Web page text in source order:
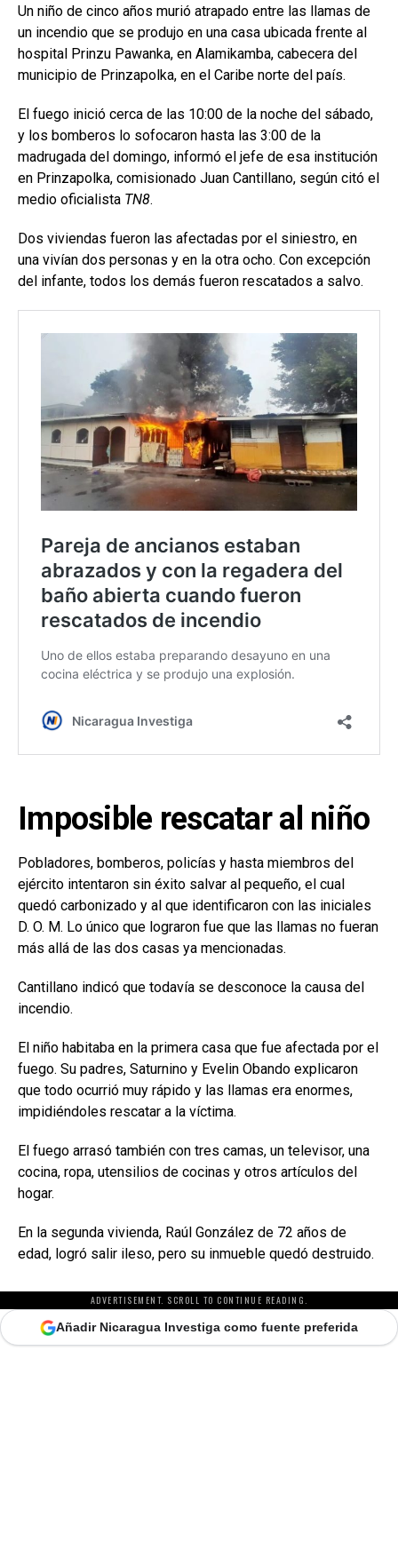
Un niño de cinco años murió atrapado entre las llamas de
un incendio que se produjo en una casa ubicada frente al
hospital Prinzu Pawanka, en Alamikamba, cabecera del
municipio de Prinzapolka, en el Caribe norte del país.
El fuego inició cerca de las 10:00 de la noche del sábado,
y los bomberos lo sofocaron hasta las 3:00 de la
madrugada del domingo, informó el jefe de esa institución
en Prinzapolka, comisionado Juan Cantillano, según citó el
medio oficialista TN8.
Dos viviendas fueron las afectadas por el siniestro, en
una vivían dos personas y en la otra ocho. Con excepción
del infante, todos los demás fueron rescatados a salvo.
Imposible rescatar al niño
Pobladores, bomberos, policías y hasta miembros del
ejército intentaron sin éxito salvar al pequeño, el cual
quedó carbonizado y al que identificaron con las iniciales
D. O. M. Lo único que lograron fue que las llamas no fueran
más allá de las dos casas ya mencionadas.
Cantillano indicó que todavía se desconoce la causa del
incendio.
El niño habitaba en la primera casa que fue afectada por el
fuego. Su padres, Saturnino y Evelin Obando explicaron
que todo ocurrió muy rápido y las llamas era enormes,
impidiéndoles rescatar a la víctima.
El fuego arrasó también con tres camas, un televisor, una
cocina, ropa, utensilios de cocinas y otros artículos del
hogar.
En la segunda vivienda, Raúl González de 72 años de
edad, logró salir ileso, pero su inmueble quedó destruido.
ADVERTISEMENT. SCROLL TO CONTINUE READING.
Añadir Nicaragua Investiga como fuente preferida